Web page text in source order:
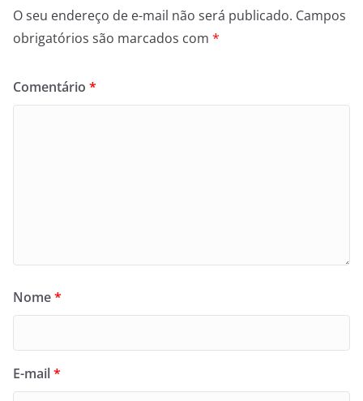
O seu endereço de e-mail não será publicado. Campos
obrigatórios são marcados com *
Comentário *
Nome*
E-mail*